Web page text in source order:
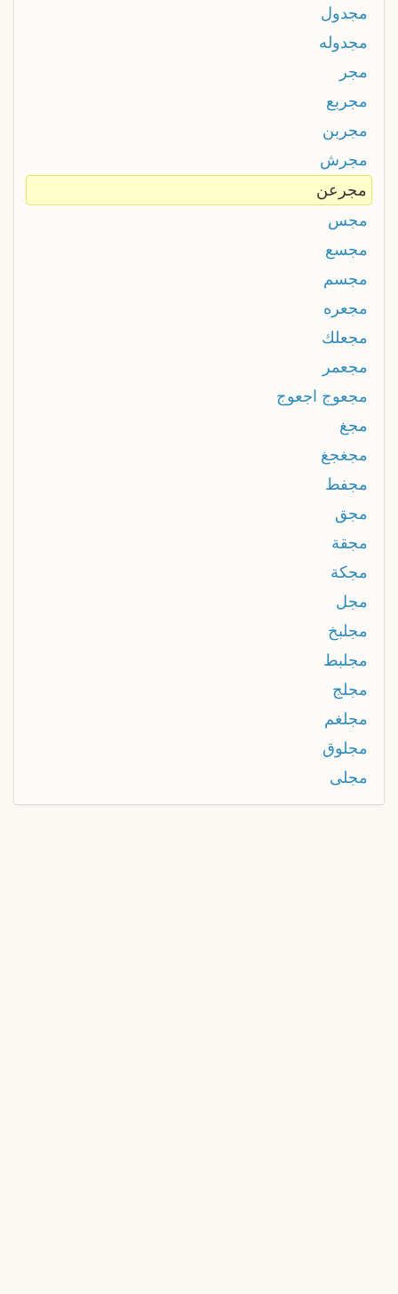
مجدول
مجدوله
مجر
مجربع
مجربن
مجرش
مجرعن
مجس
مجسع
مجسم
مجعره
مجعلك
مجعمر
مجعوج اجعوج
مجغ
مجغجغ
مجفط
مجق
مجقة
مجكة
مجل
مجلبخ
مجلبط
مجلج
مجلغم
مجلوق
مجلى